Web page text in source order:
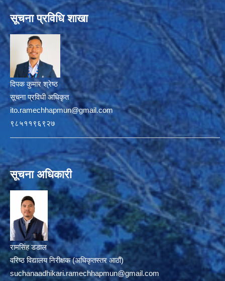
सूचना प्रविधि शाखा
दिपक कुमार श्रेष्ठ
सूचना प्रविधी अधिकृत
ito.ramechhapmun@gmail.com
९८५११९६९२७
सूचना अधिकारी
रामसिंह डडाल
वरिष्ठ विद्यालय निरीक्षक (अधिकृतस्तर आठौं)
suchanaadhikari.ramechhapmun@gmail.com